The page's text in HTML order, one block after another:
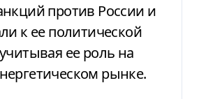
против России и
к ее политической
ее роль на
рынке.